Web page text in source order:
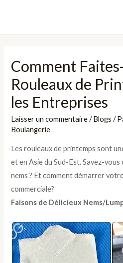
Comment
Rouleaux de
les Entreprises
Laisser un commentaire /Blogs /
Boulangerie
Les rouleaux de printemps sont
et en Asie du Sud-Est. Savez-
nems ? Et comment démarrer
commerciale?
Faisons de Délicieux Nems/